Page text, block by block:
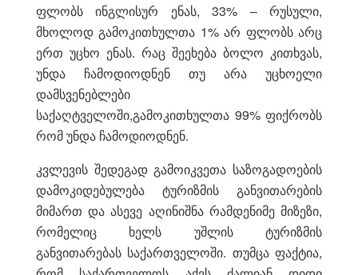
ფლობს ინგლისურ ენას, 33% – რუსული,
მხოლოდ გამოკითხულთა 1% არ ფლობს არც
ერთ უცხო ენას. რაც შეეხება ბოლო კითხვას,
უნდა ჩამოდიოდნენ თუ არა უცხოელი
დამსვენებლები
საქაღტველოში,გამოკითხულთა 99% ფიქრობს
რომ უნდა ჩამოდიოდნენ.
კვლევის შედეგად გამოიკვეთა საზოგადოების
დამოკიდებულება ტურიზმის განვითარების
მიმართ და ასევე აღინიშნა რამდენიმე მიზეზი,
რომელიც ხელს უშლის ტურიზმის
განვითარებას საქართველოში. თუმცა ფაქტია,